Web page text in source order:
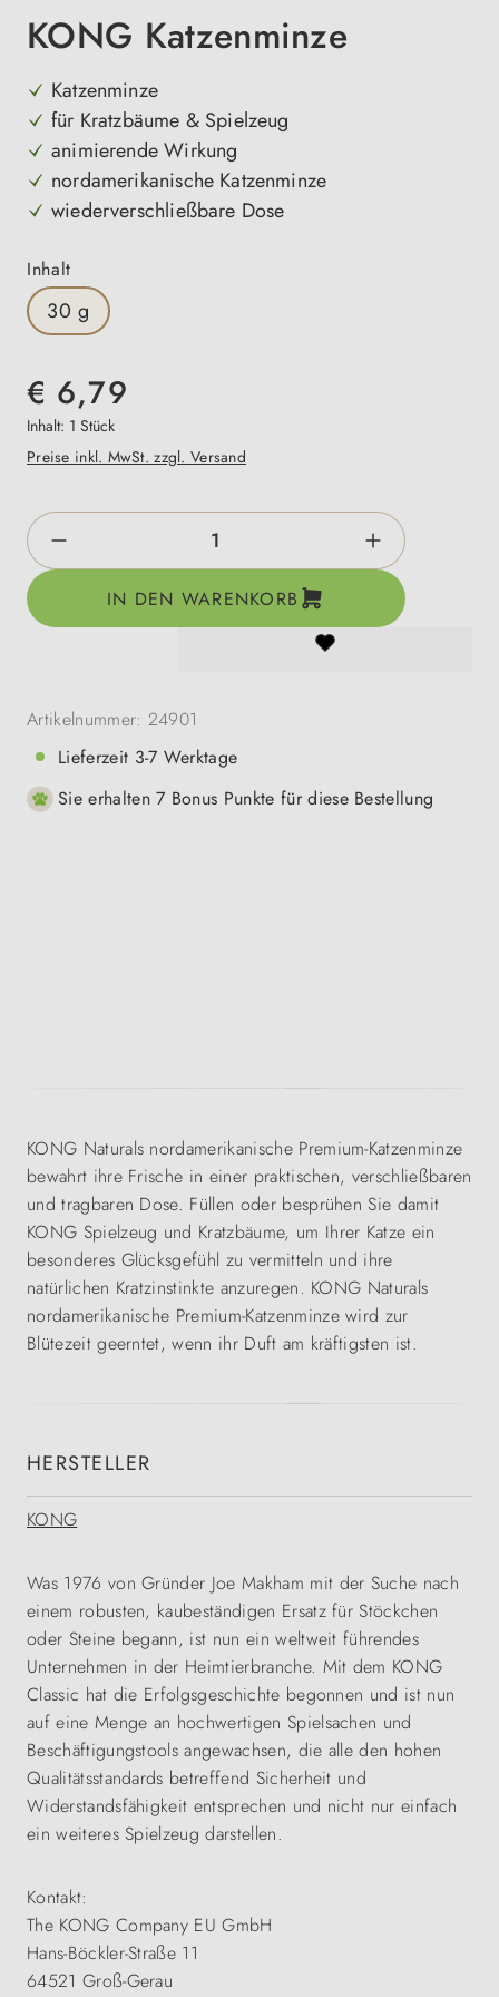
KONG Katzenminze
Katzenminze
für Kratzbäume & Spielzeug
animierende Wirkung
nordamerikanische Katzenminze
wiederverschließbare Dose
Inhaltauswählen
30 g
€ 6,79
Inhalt: 1 Stück
Preise inkl. MwSt. zzgl. Versand
Produkt Anzahl: Gib den gewünschten
IN DEN WARENKORB
Artikelnummer: 24901
Lieferzeit 3-7 Werktage
Sie erhalten 7 Bonus Punkte für diese Bestellung
KONG Naturals nordamerikanische Premium-Katzenminze
bewahrt ihre Frische in einer praktischen, verschließbaren
und tragbaren Dose. Füllen oder besprühen Sie damit
KONG Spielzeug und Kratzbäume, um Ihrer Katze ein
besonderes Glücksgefühl zu vermitteln und ihre
natürlichen Kratzinstinkte anzuregen. KONG Naturals
nordamerikanische Premium-Katzenminze wird zur
Blütezeit geerntet, wenn ihr Duft am kräftigsten ist.
HERSTELLER
KONG
Was 1976 von Gründer Joe Makham mit der Suche nach
einem robusten, kaubeständigen Ersatz für Stöckchen
oder Steine begann, ist nun ein weltweit führendes
Unternehmen in der Heimtierbranche. Mit dem KONG
Classic hat die Erfolgsgeschichte begonnen und ist nun
auf eine Menge an hochwertigen Spielsachen und
Beschäftigungstools angewachsen, die alle den hohen
Qualitätsstandards betreffend Sicherheit und
Widerstandsfähigkeit entsprechen und nicht nur einfach
ein weiteres Spielzeug darstellen.
Kontakt:
The KONG Company EU GmbH
Hans-Böckler-Straße 11
64521 Groß-Gerau